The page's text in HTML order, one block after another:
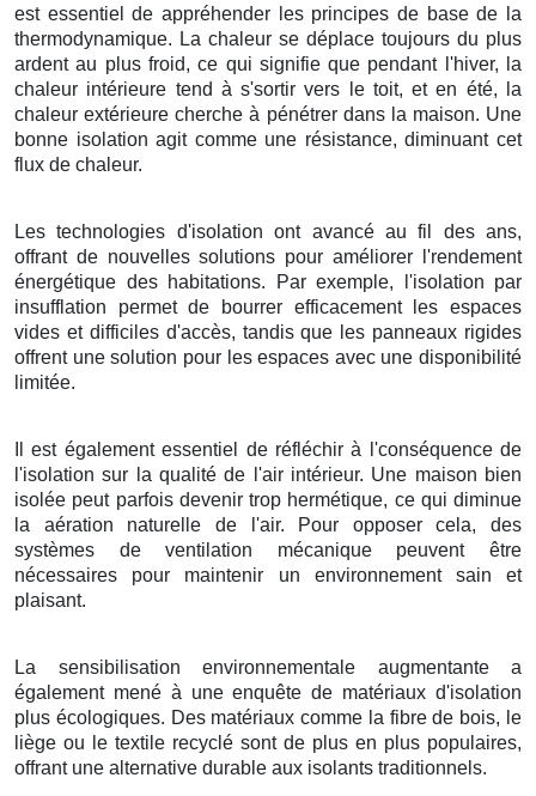
est essentiel de appréhender les principes de base de la
thermodynamique. La chaleur se déplace toujours du plus
ardent au plus froid, ce qui signifie que pendant l'hiver, la
chaleur intérieure tend à s'sortir vers le toit, et en été, la
chaleur extérieure cherche à pénétrer dans la maison. Une
bonne isolation agit comme une résistance, diminuant cet
flux de chaleur.
Les technologies d'isolation ont avancé au fil des ans,
offrant de nouvelles solutions pour améliorer l'rendement
énergétique des habitations. Par exemple, l'isolation par
insufflation permet de bourrer efficacement les espaces
vides et difficiles d'accès, tandis que les panneaux rigides
offrent une solution pour les espaces avec une disponibilité
limitée.
Il est également essentiel de réfléchir à l'conséquence de
l'isolation sur la qualité de l'air intérieur. Une maison bien
isolée peut parfois devenir trop hermétique, ce qui diminue
la aération naturelle de l'air. Pour opposer cela, des
systèmes de ventilation mécanique peuvent être
nécessaires pour maintenir un environnement sain et
plaisant.
La sensibilisation environnementale augmentante a
également mené à une enquête de matériaux d'isolation
plus écologiques. Des matériaux comme la fibre de bois, le
liège ou le textile recyclé sont de plus en plus populaires,
offrant une alternative durable aux isolants traditionnels.